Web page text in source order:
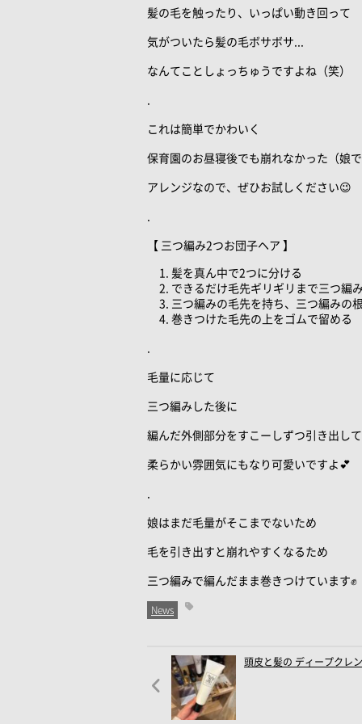
髪の毛を触ったり、いっぱい動き回って
気がついたら髪の毛ボサボサ...
なんてことしょっちゅうですよね（笑）
これは簡単でかわいく
保育園のお昼寝後でも崩れなかった（娘
アレンジなので、ぜひお試しください😉
【 三つ編み2つお団子ヘア 】
髪を真ん中で2つに分ける
できるだけ毛先ギリギリまで三つ編
三つ編みの毛先を持ち、三つ編みの
巻きつけた毛先の上をゴムで留める
毛量に応じて
三つ編みした後に
編んだ外側部分をすこーしずつ引き出し
柔らかい雰囲気にもなり可愛いですよ💕
娘はまだ毛量がそこまでないため
毛を引き出すと崩れやすくなるため
三つ編みで編んだまま巻きつけています✊
News
頭皮と髪の ディープクレ